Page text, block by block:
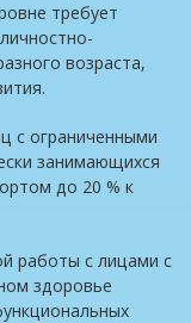
требует
возраста,
с ограниченными
занимающихся
до 20 % к
работы с лицами с
здоровье